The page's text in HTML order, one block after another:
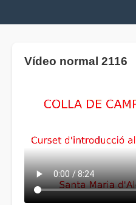
Vídeo normal 2116